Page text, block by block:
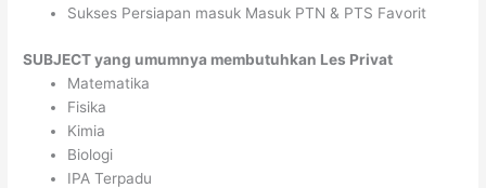
Sukses Persiapan masuk Masuk PTN & PTS Favorit
SUBJECT yang umumnya membutuhkan Les Privat
Matematika
Fisika
Kimia
Biologi
IPA Terpadu